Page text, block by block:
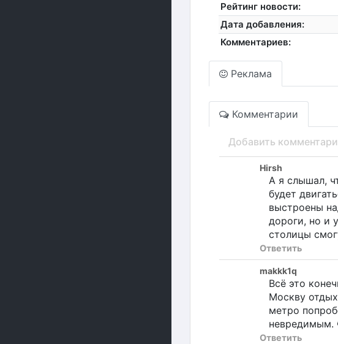
Рейтинг новости:
Дата добавления:
Комментариев:
Реклама
Комментарии
Добавить
Hirsh
А я слышал,
будет
выстроены
дороги, но и
столицы
Ответить
makkk1q
Всё это
Москву
метро
невредимым.
Ответить